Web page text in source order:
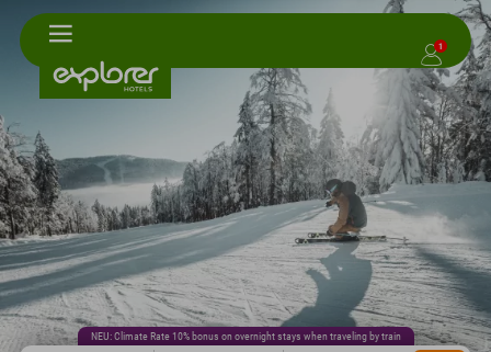
1
NEU: Climate Rate 10% bonus on overnight stays when traveling by train